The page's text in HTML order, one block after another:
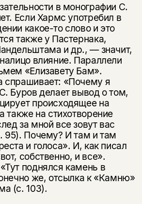
в монографии С.
Если Хармс употребил в
какое-то слово и это
также у Пастернака,
и др., — значит,
влияние. Параллели
«Елизавету Бам».
спрашивает: «Почему я
Буров делает вывод о том,
происходящее на
также на стихотворение
за мной все зовут вас
Почему? И там и там
и голоса». И, как писал
собственно, и все».
поднялся камень в
же, отсылка к «Камню»
(с. 103).